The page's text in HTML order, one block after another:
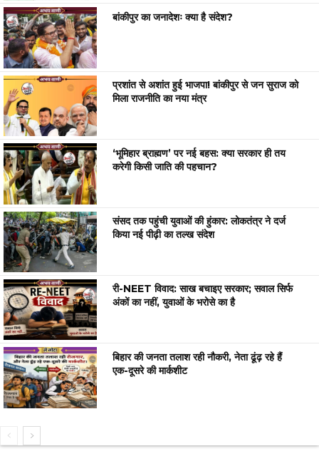
बांकीपुर का जनादेशः क्या है संदेश?
प्रशांत से अशांत हुई भाजपा! बांकीपुर से जन सुराज को
मिला राजनीति का नया मंत्र
‘भूमिहार ब्राह्मण’ पर नई बहस: क्या सरकार ही तय
करेगी किसी जाति की पहचान?
संसद तक पहुंची युवाओं की हुंकार: लोकतंत्र ने दर्ज
किया नई पीढ़ी का तल्ख संदेश
री-NEET विवाद: साख बचाइए सरकार; सवाल सिर्फ
अंकों का नहीं, युवाओं के भरोसे का है
बिहार की जनता तलाश रही नौकरी, नेता ढूंढ़ रहे हैं
एक-दूसरे की मार्कशीट